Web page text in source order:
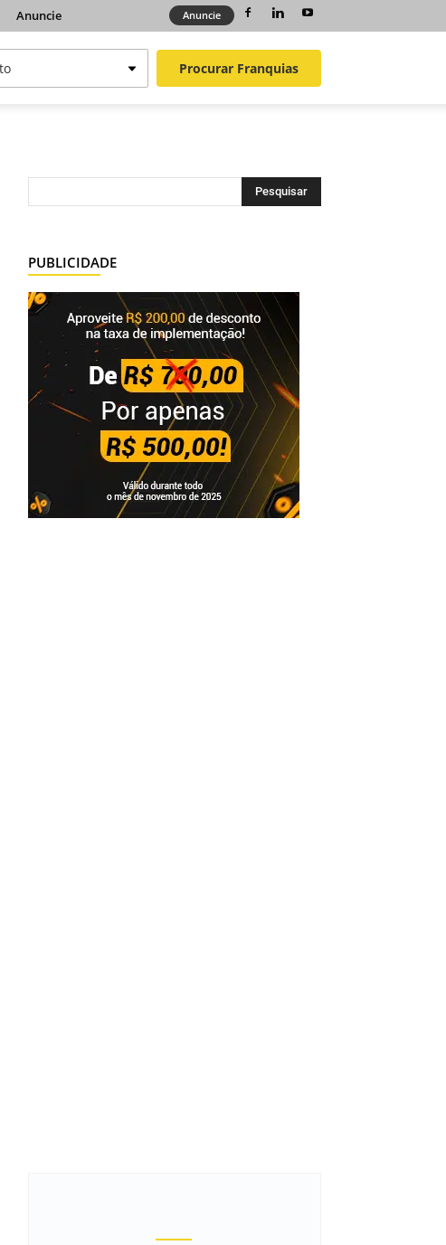
Anuncie Anuncie
Procurar Franquias
PUBLICIDADE